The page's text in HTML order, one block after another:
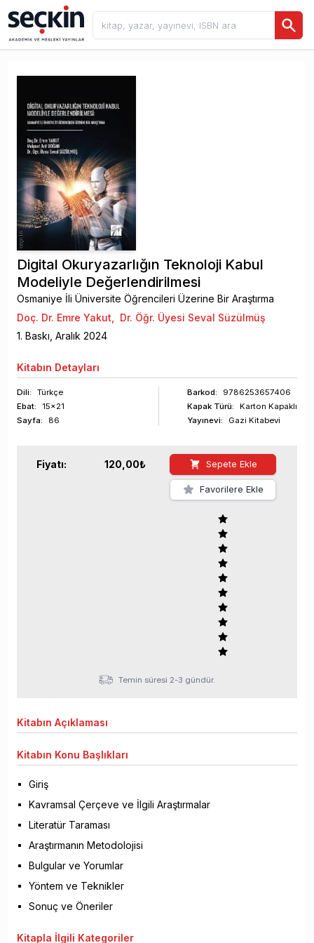
Digital Okuryazarlığın Teknoloji Kabul
Modeliyle Değerlendirilmesi
Osmaniye İli Üniversite Öğrencileri Üzerine Bir Araştırma
Doç. Dr. Emre Yakut, Dr. Öğr. Üyesi Seval Süzülmüş
1. Baskı, Aralık 2024
Kitabın Detayları
Dili:
Türkçe
Ebat:
15x21
Sayfa: 86
Barkod:
9786253657406
Kapak Türü:
Karton Kapaklı
Yayınevi:
Gazi Kitabevi
Fiyatı: 120,00₺ Sepete Ekle
Favorilere Ekle
Temin süresi 2-3 gündür.
Kitabın Açıklaması
Kitabın Konu Başlıkları
Giriş
Kavramsal Çerçeve ve İlgili Araştırmalar
Literatür Taraması
Araştırmanın Metodolojisi
Bulgular ve Yorumlar
Yöntem ve Teknikler
Sonuç ve Öneriler
Kitapla İlgili Kategoriler